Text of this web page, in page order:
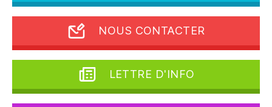
NOUS CONTACTER
LETTRE D'INFO